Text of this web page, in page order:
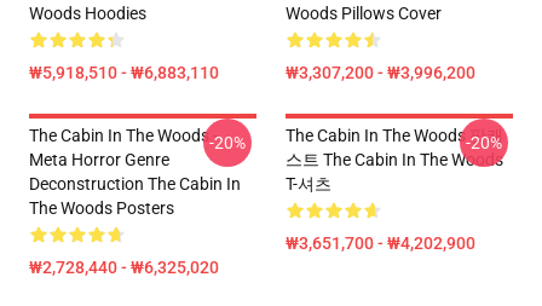
Woods Hoodies
₩5,918,510 - ₩6,883,110
Woods Pillows Cover
₩3,307,200 - ₩3,996,200
The Cabin In The Woods -
Meta Horror Genre
Deconstruction The Cabin In
The Woods Posters
₩2,728,440 - ₩6,325,020
-20%
The Cabin In The Woods 팟캐
스트 The Cabin In The Woods
T-셔츠
₩3,651,700 - ₩4,202,900
-20%